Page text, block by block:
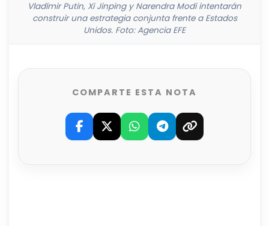
Vladímir Putin, Xi Jinping y Narendra Modi intentarán
construir una estrategia conjunta frente a Estados
Unidos. Foto: Agencia EFE
COMPARTE ESTA NOTA